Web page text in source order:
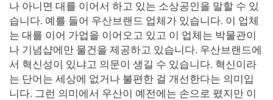
나 아니면 대를 이어서 하고 있는 소상공인을 말할 수 있
습니다. 예를 들어 우산브랜드 업체가 있습니다. 이 업체
는 대를 이어 가업을 이어오고 있고 이 업체는 박물관이
나 기념샵에만 물건을 제공하고 있습니다. 우산브랜드에
서 혁신성이 있냐고 의문이 생길 수 있습니다. 혁신이라
는 단어는 세상에 없거나 불편한 걸 개선한다는 의미입
니다. 그런 의미에서 우산이 예전에는 손으로 폈지만 이